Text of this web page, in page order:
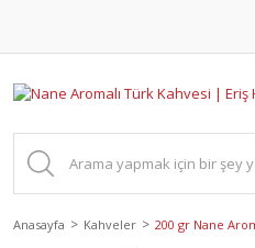
Anasayfa Kahveler 200 gr Nane